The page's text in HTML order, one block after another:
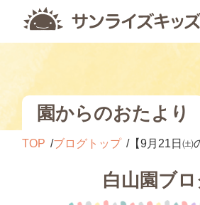
園からのおたより
TOP ブログトップ 【9月21日㈯
白山園ブ